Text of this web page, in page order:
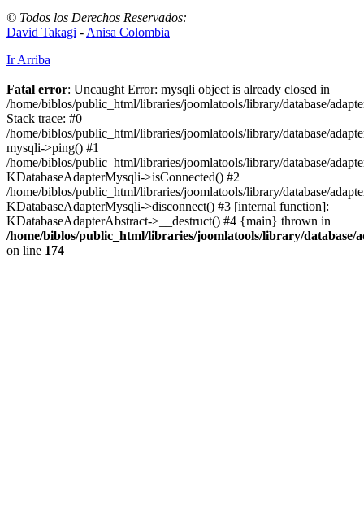
© Todos los Derechos Reservados:
David Takagi - Anisa Colombia
Ir Arriba
Fatal error: Uncaught Error: mysqli object is already closed in
/home/biblos/public_html/libraries/joomlatools/library/database/
Stack trace: #0
/home/biblos/public_html/libraries/joomlatools/library/database/
mysqli->ping() #1
/home/biblos/public_html/libraries/joomlatools/library/database/
KDatabaseAdapterMysqli->isConnected() #2
/home/biblos/public_html/libraries/joomlatools/library/database/
KDatabaseAdapterMysqli->disconnect() #3 [internal function]:
KDatabaseAdapterAbstract->__destruct() #4 {main} thrown in
/home/biblos/public_html/libraries/joomlatools/library/database/
on line 174